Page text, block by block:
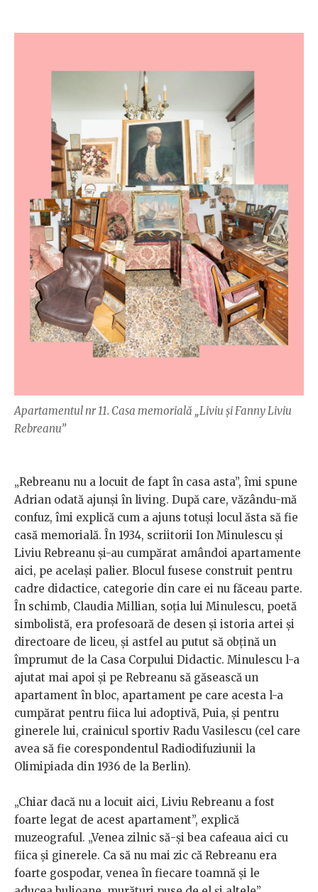
Apartamentul nr 11. Casa memorială „Liviu și Fanny Liviu
Rebreanu”
„Rebreanu nu a locuit de fapt în casa asta”, îmi spune
Adrian odată ajunși în living. După care, văzându-mă
confuz, îmi explică cum a ajuns totuși locul ăsta să fie
casă memorială. În 1934, scriitorii Ion Minulescu și
Liviu Rebreanu și-au cumpărat amândoi apartamente
aici, pe același palier. Blocul fusese construit pentru
cadre didactice, categorie din care ei nu făceau parte.
În schimb, Claudia Millian, soția lui Minulescu, poetă
simbolistă, era profesoară de desen și istoria artei și
directoare de liceu, și astfel au putut să obțină un
împrumut de la Casa Corpului Didactic. Minulescu l-a
ajutat mai apoi și pe Rebreanu să găsească un
apartament în bloc, apartament pe care acesta l-a
cumpărat pentru fiica lui adoptivă, Puia, și pentru
ginerele lui, crainicul sportiv Radu Vasilescu (cel care
avea să fie corespondentul Radiodifuziunii la
Olimipiada din 1936 de la Berlin).
„Chiar dacă nu a locuit aici, Liviu Rebreanu a fost
foarte legat de acest apartament”, explică
muzeograful. „Venea zilnic să-și bea cafeaua aici cu
fiica și ginerele. Ca să nu mai zic că Rebreanu era
foarte gospodar, venea în fiecare toamnă și le